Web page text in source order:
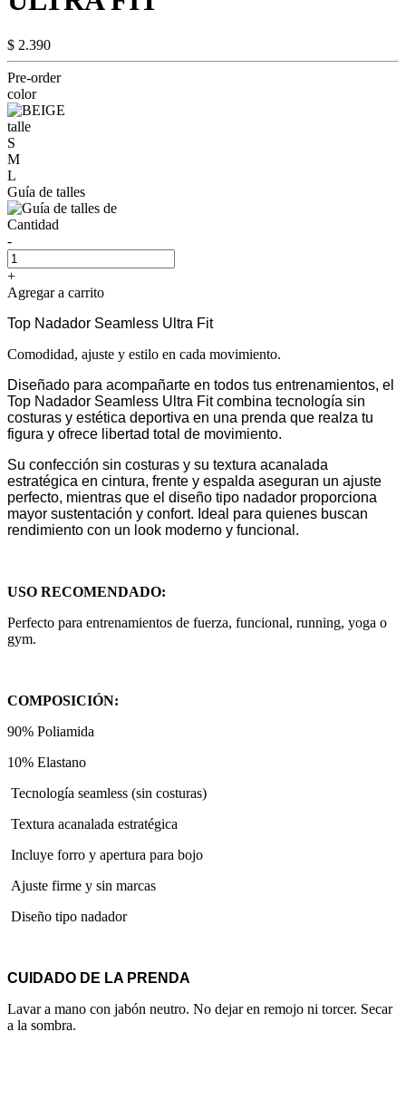
$ 2.390
Pre-order
color
talle
S
M
L
Guía de talles
Cantidad
-
+
Agregar a carrito
Top Nadador Seamless Ultra Fit
Comodidad, ajuste y estilo en cada movimiento.
Diseñado para acompañarte en todos tus entrenamientos, el
Top Nadador Seamless Ultra Fit combina tecnología sin
costuras y estética deportiva en una prenda que realza tu
figura y ofrece libertad total de movimiento.
Su confección sin costuras y su textura acanalada
estratégica en cintura, frente y espalda aseguran un ajuste
perfecto, mientras que el diseño tipo nadador proporciona
mayor sustentación y confort. Ideal para quienes buscan
rendimiento con un look moderno y funcional.
USO RECOMENDADO:
Perfecto para entrenamientos de fuerza, funcional, running, yoga o
gym.
COMPOSICIÓN:
90% Poliamida
10% Elastano
Tecnología seamless (sin costuras)
Textura acanalada estratégica
Incluye forro y apertura para bojo
Ajuste firme y sin marcas
Diseño tipo nadador
CUIDADO DE LA PRENDA
Lavar a mano con jabón neutro. No dejar en remojo ni torcer. Secar
a la sombra.